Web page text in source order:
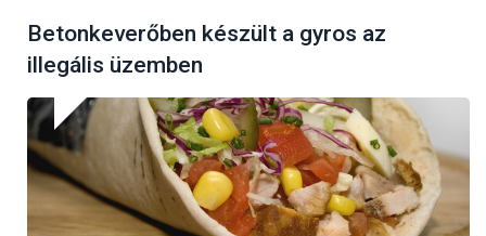
Betonkeverőben készült a gyros az
illegális üzemben